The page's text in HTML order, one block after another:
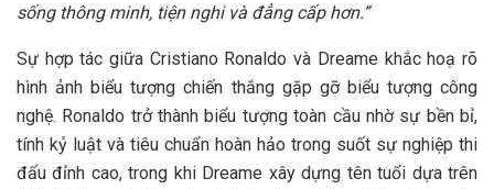
sống thông minh, tiện nghi và đẳng cấp hơn.”
Sự hợp tác giữa Cristiano Ronaldo và Dreame khắc hoạ rõ
hình ảnh biểu tượng chiến thắng gặp gỡ biểu tượng công
nghệ. Ronaldo trở thành biểu tượng toàn cầu nhờ sự bền bỉ,
tính kỷ luật và tiêu chuẩn hoàn hảo trong suốt sự nghiệp thi
đấu đỉnh cao, trong khi Dreame xây dựng tên tuổi dựa trên